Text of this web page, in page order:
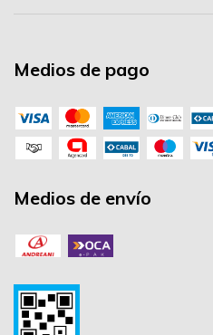
Medios de pago
Medios de envío